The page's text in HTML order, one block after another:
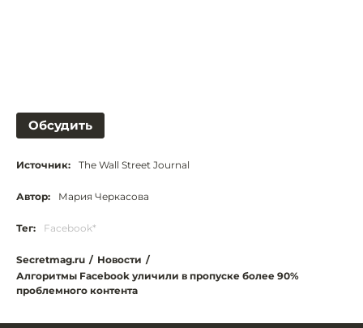
Обсудить
Источник: The Wall Street Journal
Автор: Мария Черкасова
Тег: Facebook*
Secretmag.ru / Новости /
Алгоритмы Facebook уличили в пропуске более 90%
проблемного контента